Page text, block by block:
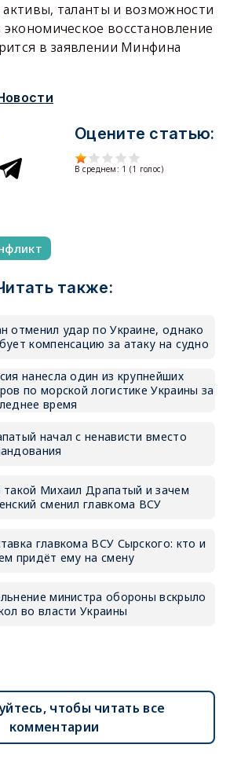
таланты и возможности
экономическое восстановление
в заявлении Минфина
Оцените статью:
В среднем: 1 (1 голос)
также:
отменил удар по Украине, однако
компенсацию за атаку на судно
нанесла один из крупнейших
по морской логистике Украины за
время
начал с ненависти вместо
такой Михаил Драпатый и зачем
сменил главкома ВСУ
главкома ВСУ Сырского: кто и
придёт ему на смену
министра обороны вскрыло
во власти Украины
чтобы читать все
комментарии